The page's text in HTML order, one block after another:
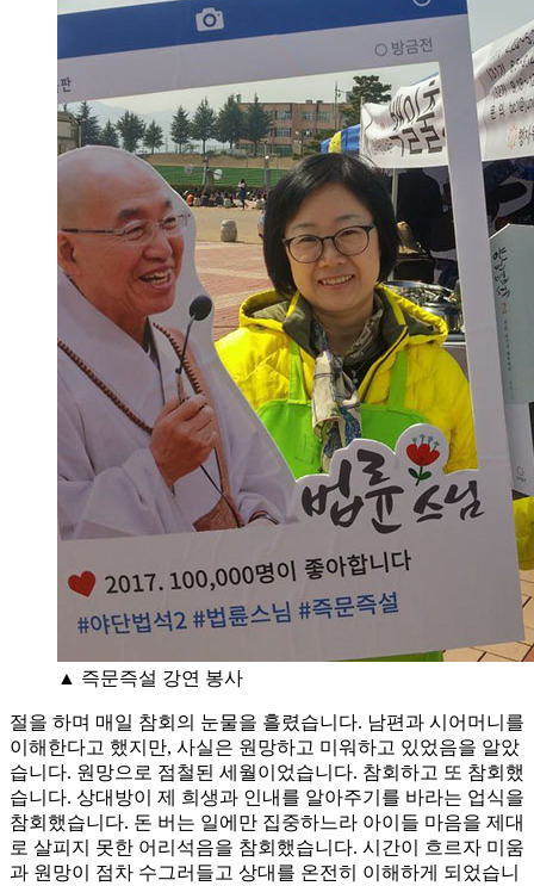
▲ 즉문즉설 강연 봉사
절을 하며 매일 참회의 눈물을 흘렸습니다. 남편과 시어머니를
이해한다고 했지만, 사실은 원망하고 미워하고 있었음을 알았
습니다. 원망으로 점철된 세월이었습니다. 참회하고 또 참회했
습니다. 상대방이 제 희생과 인내를 알아주기를 바라는 업식을
참회했습니다. 돈 버는 일에만 집중하느라 아이들 마음을 제대
로 살피지 못한 어리석음을 참회했습니다. 시간이 흐르자 미움
과 원망이 점차 수그러들고 상대를 온전히 이해하게 되었습니